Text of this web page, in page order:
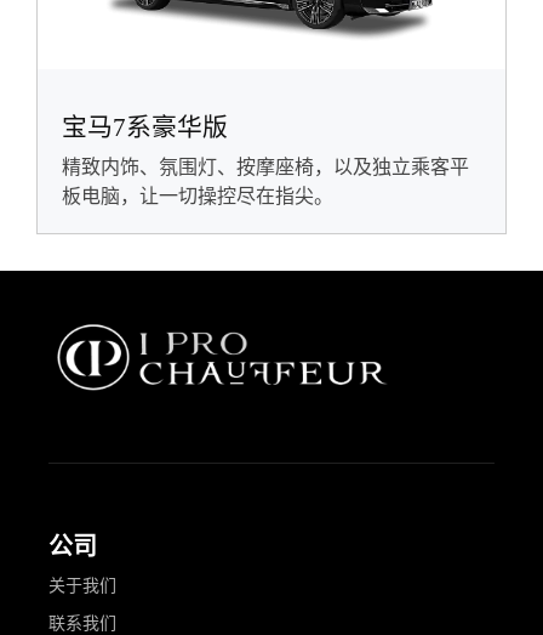
宝马7系豪华版
精致内饰、氛围灯、按摩座椅，以及独立乘客平
板电脑，让一切操控尽在指尖。
公司
关于我们
联系我们